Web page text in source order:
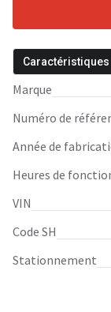
Caractéristiques
Marque
Numéro de
Année de
Heures de
VIN
Code SH
Stationnement